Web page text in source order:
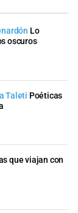
Lo
oscuros
Taleti Poéticas
que viajan con